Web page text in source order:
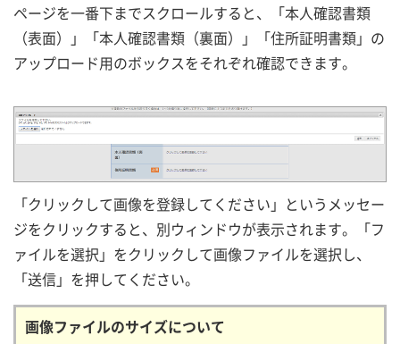
ページを一番下までスクロールすると、「本人確認書類
（表面）」「本人確認書類（裏面）」「住所証明書類」の
アップロード用のボックスをそれぞれ確認できます。
「クリックして画像を登録してください」というメッセー
ジをクリックすると、別ウィンドウが表示されます。「フ
ァイルを選択」をクリックして画像ファイルを選択し、
「送信」を押してください。
画像ファイルのサイズについて